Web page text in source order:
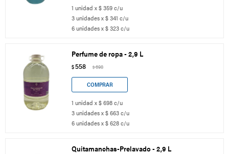
1 unidad x $ 359 c/u
3 unidades x $ 341 c/u
6 unidades x $ 323 c/u
Perfume de ropa - 2,9 L
$558 $698
1 unidad x $ 698 c/u
3 unidades x $ 663 c/u
6 unidades x $ 628 c/u
Quitamanchas-Prelavado - 2,9 L